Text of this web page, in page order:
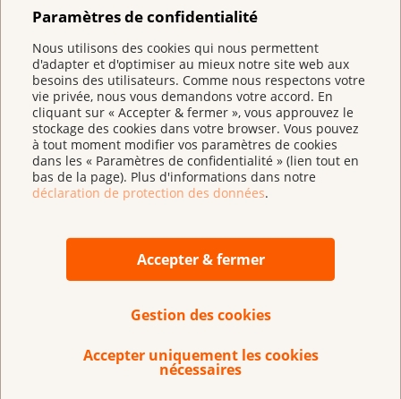
Paramètres de confidentialité
Nous utilisons des cookies qui nous permettent
d'adapter et d'optimiser au mieux notre site web aux
besoins des utilisateurs. Comme nous respectons votre
vie privée, nous vous demandons votre accord. En
cliquant sur « Accepter & fermer », vous approuvez le
stockage des cookies dans votre browser. Vous pouvez
à tout moment modifier vos paramètres de cookies
dans les « Paramètres de confidentialité » (lien tout en
bas de la page). Plus d'informations dans notre
déclaration de protection des données.
Accepter & fermer
Gestion des cookies
Accepter uniquement les cookies
nécessaires
posées par les personnes
concernées
Questions sur le cancer et
les traitements